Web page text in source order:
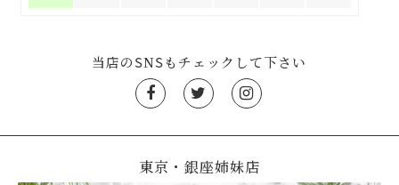
当店のSNSもチェックして下さい
東京・銀座姉妹店